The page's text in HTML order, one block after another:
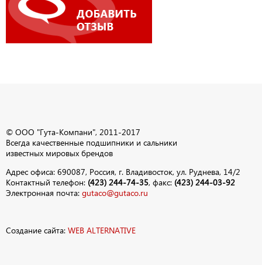
© ООО "Гута-Компани", 2011-2017
Всегда качественные подшипники и сальники
известных мировых брендов
Адрес офиса: 690087, Россия, г. Владивосток, ул. Руднева, 14/2
Контактный телефон: (423) 244-74-35, факс: (423) 244-03-92
Электронная почта: gutaco@gutaco.ru
Создание сайта: WEB ALTERNATIVE